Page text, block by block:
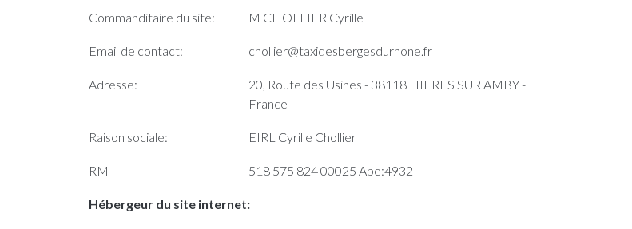
Commanditaire du site: M CHOLLIER Cyrille
Email de contact: chollier@taxidesbergesdurhone.fr
Adresse:
20, Route des Usines - 38118 HIERES SUR AMBY -
France
Raison sociale: EIRL Cyrille Chollier
RM 518 575 824 00025 Ape:4932
Hébergeur du site internet: